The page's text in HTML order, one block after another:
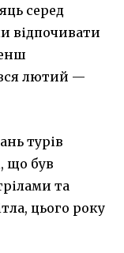
серед
відпочивати
лютий —
турів
що був
та
цього року